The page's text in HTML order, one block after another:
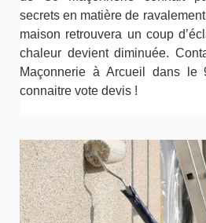
secrets en matière de
maison retrouvera un coup
chaleur devient diminuée.
Maçonnerie à Arcueil dans le
connaitre vote devis !